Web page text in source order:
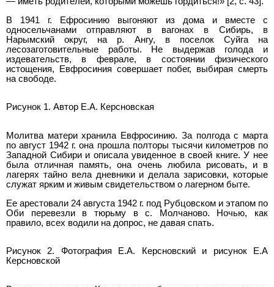
В 1941 г. Ефросинию выгоняют из дома и вместе с
односельчанами отправляют в вагонах в Сибирь, в
Нарымский округ, на р. Ангу, в поселок Суйга на
лесозаготовительные работы. Не выдержав голода и
издевательств, в феврале, в состоянии физического
истощения, Евфросиния совершает побег, выбирая смерть
на свободе.
Рисунок 1. Автор Е.А. Керсновская
Молитва матери хранила Евфросинию. За полгода с марта
по август 1942 г. она прошла полторы тысячи километров по
Западной Сибири и описала увиденное в своей книге. У нее
была отличная память, она очень любила рисовать, и в
лагерях тайно вела дневники и делала зарисовки, которые
служат ярким и живым свидетельством о лагерном быте.
Ее арестовали 24 августа 1942 г. под Рубцовском и этапом по
Оби перевезли в тюрьму в с. Молчаново. Ночью, как
правило, всех водили на допрос, не давая спать.
Рисунок 2. Фотография Е.А. Керсновский и рисунок Е.А
Керсновской